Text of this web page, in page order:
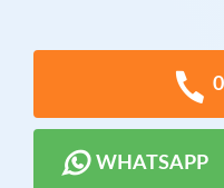
WHATSAPP